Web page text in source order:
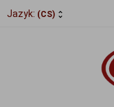
Jazyk: (CS)